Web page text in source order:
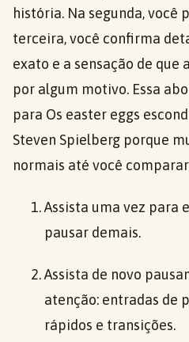
história. Na segunda, você
terceira, você confirma
exato e a sensação de
por algum motivo. Essa
para Os easter eggs
Steven Spielberg porque
normais até você
Assista uma vez para
pausar demais.
Assista de novo
atenção: entradas de
rápidos e transições.